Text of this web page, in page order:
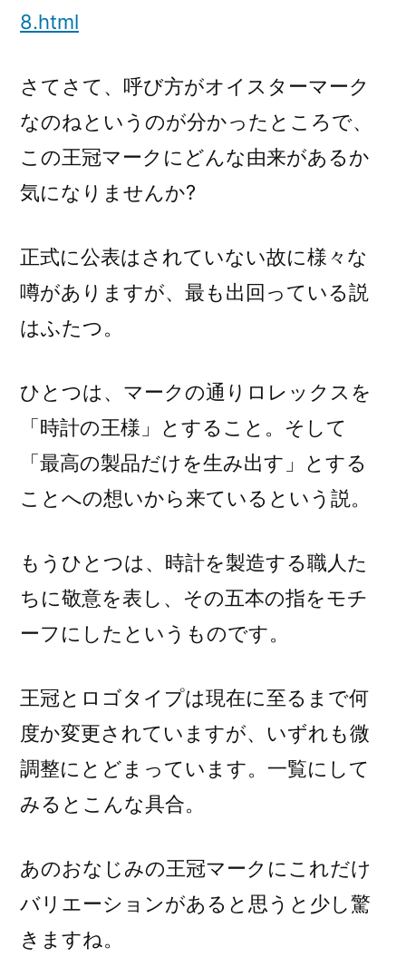
8.html
さてさて、呼び方がオイスターマーク
なのねというのが分かったところで、
この王冠マークにどんな由来があるか
気になりませんか?
正式に公表はされていない故に様々な
噂がありますが、最も出回っている説
はふたつ。
ひとつは、マークの通りロレックスを
「時計の王様」とすること。そして
「最高の製品だけを生み出す」とする
ことへの想いから来ているという説。
もうひとつは、時計を製造する職人た
ちに敬意を表し、その五本の指をモチ
ーフにしたというものです。
王冠とロゴタイプは現在に至るまで何
度か変更されていますが、いずれも微
調整にとどまっています。一覧にして
みるとこんな具合。
あのおなじみの王冠マークにこれだけ
バリエーションがあると思うと少し驚
きますね。